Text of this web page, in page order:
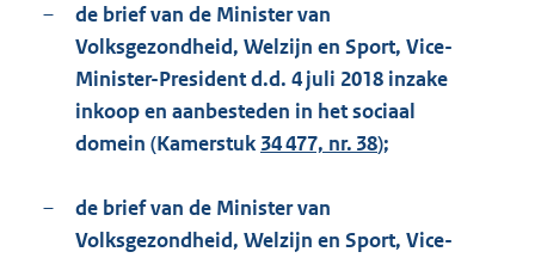
–
de brief van de Minister van
Volksgezondheid, Welzijn en Sport, Vice-
Minister-President d.d. 4 juli 2018 inzake
inkoop en aanbesteden in het sociaal
domein (Kamerstuk 34 477, nr. 38);
–
de brief van de Minister van
Volksgezondheid, Welzijn en Sport, Vice-